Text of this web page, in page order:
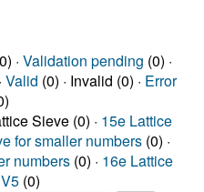
· Validation pending (0) ·
Valid (0) · Invalid (0) · Error
Sieve (0) · 15e Lattice
for smaller numbers (0) ·
numbers (0) · 16e Lattice
(0)